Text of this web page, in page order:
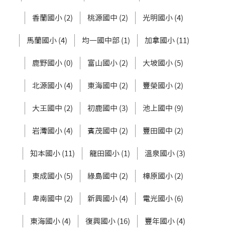
香蘭國小 (2) 桃源國中 (2) 光明國小 (4)
馬蘭國小 (4) 均一國中部 (1) 加拿國小 (11)
鹿野國小 (0) 富山國小 (2) 大坡國小 (5)
北源國小 (4) 東海國中 (2) 豐榮國小 (2)
大王國中 (2) 初鹿國中 (3) 池上國中 (9)
岩灣國小 (4) 賓茂國中 (2) 豐田國中 (2)
知本國小 (11) 龍田國小 (1) 溫泉國小 (3)
東成國小 (5) 綠島國中 (2) 樟原國小 (2)
卑南國中 (2) 新興國小 (4) 電光國小 (6)
東海國小 (4) 復興國小 (16) 豐年國小 (4)